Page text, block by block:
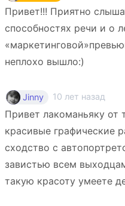
Привет!!! Приятно
способностях речи и о
неплохо вышло:)
Jinny 10 лет назад
Привет лакоманьяку от
красивые графические
сходство с
завистью всем
такую красоту умеете